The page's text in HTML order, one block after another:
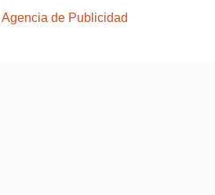
Agencia de Publicidad